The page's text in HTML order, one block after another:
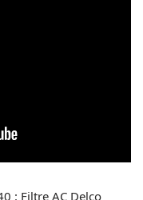
: Filtre AC Delco